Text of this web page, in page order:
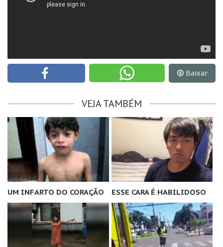
Baixar
VEJA TAMBÉM
UM INFARTO DO CORAÇÃO ESSE CARA É HABILIDOSO